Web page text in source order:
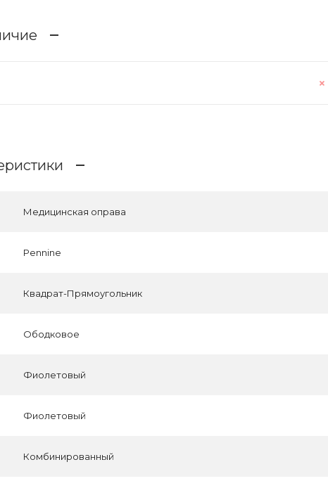
Медицинская оправа
Pennine
Квадрат-Прямоугольник
Ободковое
Фиолетовый
Фиолетовый
Комбинированный